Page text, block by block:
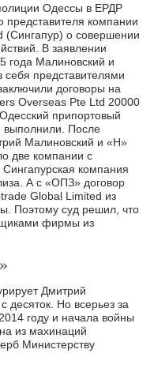
Одессы в ЕРДР
компании
(Сингапур) о совершении
В заявлении
года Малиновский и
представителями
договоры на
Overseas Pte Ltd 20000
припортовый
выполнили. После
Малиновский и «Н»
две компании с
компания
А с «ОПЗ» договор
Global Limited из
Поэтому суд решил, что
фирмы из
Дмитрий
десяток. Но всерьез за
году и начала войны
из махинаций
Министерству